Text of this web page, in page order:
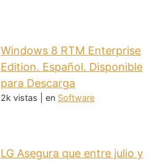
Windows 8 RTM Enterprise
Edition. Español. Disponible
para Descarga
2k vistas en Software
LG Asegura que entre julio y